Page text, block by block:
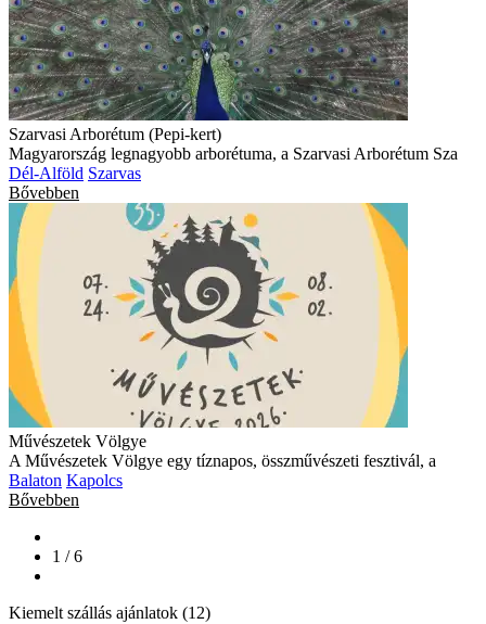
Szarvasi Arborétum (Pepi-kert)
Magyarország legnagyobb arborétuma, a Szarvasi Arborétum Sza
Dél-Alföld Szarvas
Bővebben
Művészetek Völgye
A Művészetek Völgye egy tíznapos, összművészeti fesztivál, a
Balaton Kapolcs
Bővebben
1 / 6
Kiemelt szállás ajánlatok (12)